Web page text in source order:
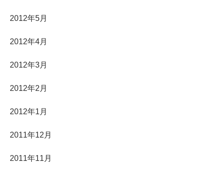
2012年5月
2012年4月
2012年3月
2012年2月
2012年1月
2011年12月
2011年11月